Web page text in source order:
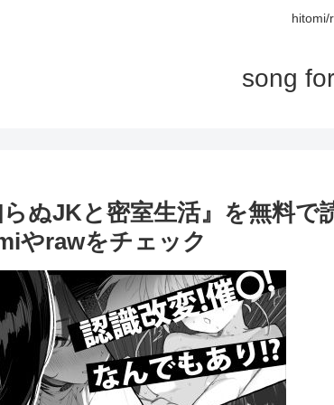
hitomi/
song
らぬJKと密室生活』を無料で
やrawをチェック